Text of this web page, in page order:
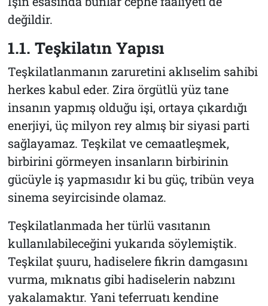
değildir.
1.1. Teşkilatın Yapısı
Teşkilatlanmanın zaruretini aklıselim sahibi
herkes kabul eder. Zira örgütlü yüz tane
insanın yapmış olduğu işi, ortaya çıkardığı
enerjiyi, üç milyon rey almış bir siyasi parti
sağlayamaz. Teşkilat ve cemaatleşmek,
birbirini görmeyen insanların birbirinin
gücüyle iş yapmasıdır ki bu güç, tribün veya
sinema seyircisinde olamaz.
Teşkilatlanmada her türlü vasıtanın
kullanılabileceğini yukarıda söylemiştik.
Teşkilat şuuru, hadiselere fikrin damgasını
vurma, mıknatıs gibi hadiselerin nabzını
yakalamaktır. Yani teferruatı kendine